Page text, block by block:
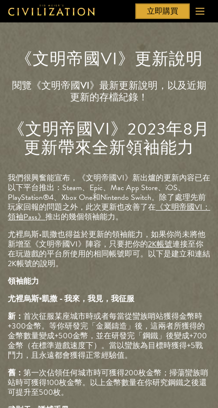
立即購買
《文明帝國VI》更新說明
閱覽《文明帝國VI》最新更新說明，以及近期
更新的存檔紀錄！
《文明帝國VI》2023年8月
更新帶來全新領袖能力
我們很興奮能宣布，《文明帝國VI》新出爐的更新內容已在
以下平台推出：Steam、Epic、Mac App Store、iOS、
PlayStation®4、Xbox One和Nintendo Switch。除了處理先前
玩家回報的問題之外，此次更新也改善了在《文明帝國VI：
領袖Pass》推出的幾個領袖能力。
尤裡烏斯•凱撒也得益於更新的領袖能力，如果你尚未將他
新增至《文明帝國VI》陣容，只要把你的2K帳號連接至你
在玩遊戲的平台所使用的相同帳號即可。以下是建立和連結
2K帳號的說明。
領袖能力
尤裡烏斯•凱撒 - 我來，我見，我征服
新： 首次征服某座城市時或者每當從蠻族哨站獲得金幣時
+300金幣。等你研發完「金屬鑄造」後，這兩者所獲得的
金幣數量變成+500金幣，並在研發完「鋼鐵」後變成+700
金幣（在標準遊戲速度下）。當以蠻族為目標時獲得+5戰
鬥力，且永遠都會獲得正常經驗值。
舊： 第一次佔領任何城市時可獲得200枚金幣；掃蕩蠻族哨
站時可獲得100枚金幣。以上金幣數量在你研究鋼鐵之後還
可提升至500枚。